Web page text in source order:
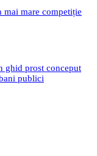
mai mare competiție
ghid prost conceput
publici